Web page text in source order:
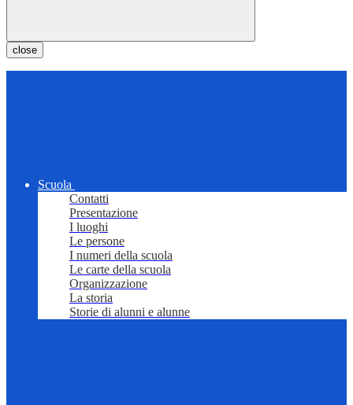
close
Scuola
Contatti
Presentazione
I luoghi
Le persone
I numeri della scuola
Le carte della scuola
Organizzazione
La storia
Storie di alunni e alunne